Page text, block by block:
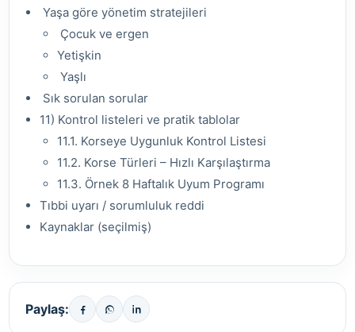
Yaşa göre yönetim stratejileri
Çocuk ve ergen
Yetişkin
Yaşlı
Sık sorulan sorular
11) Kontrol listeleri ve pratik tablolar
11.1. Korseye Uygunluk Kontrol Listesi
11.2. Korse Türleri – Hızlı Karşılaştırma
11.3. Örnek 8 Haftalık Uyum Programı
Tıbbi uyarı / sorumluluk reddi
Kaynaklar (seçilmiş)
Paylaş: